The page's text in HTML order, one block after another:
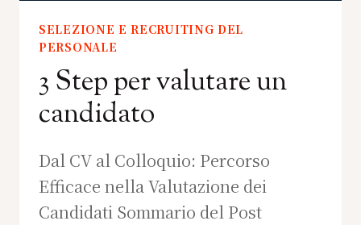
SELEZIONE E RECRUITING DEL
PERSONALE
3 Step per valutare un
candidato
Dal CV al Colloquio: Percorso
Efficace nella Valutazione dei
Candidati Sommario del Post